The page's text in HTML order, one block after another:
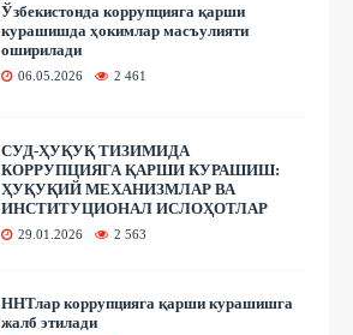
Ўзбекистонда коррупцияга қарши
курашишда ҳокимлар масъулияти
оширилади
06.05.2026 2 461
СУД-ҲУҚУҚ ТИЗИМИДА
КОРРУПЦИЯГА ҚАРШИ КУРАШИШ:
ҲУҚУҚИЙ МЕХАНИЗМЛАР ВА
ИНСТИТУЦИОНАЛ ИСЛОҲОТЛАР
29.01.2026 2 563
ННТлар коррупцияга қарши курашишга
жалб этилади